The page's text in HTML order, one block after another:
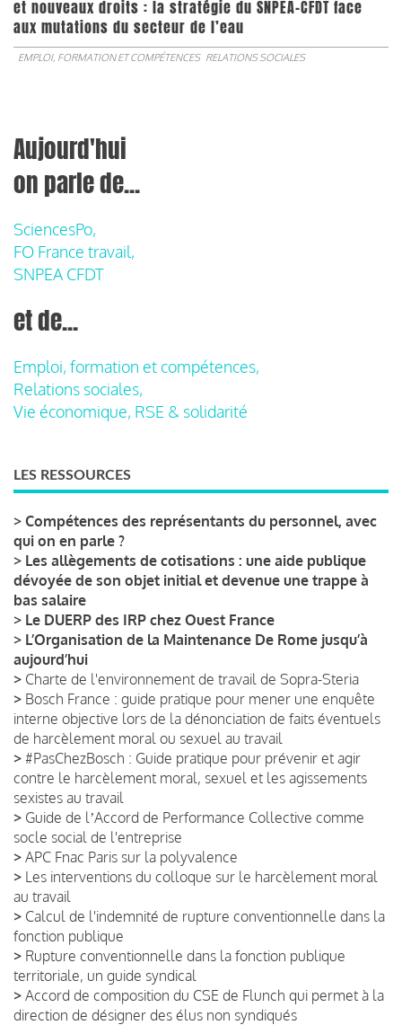
et nouveaux droits : la stratégie du SNPEA-CFDT face
aux mutations du secteur de l’eau
EMPLOI, FORMATION ET COMPÉTENCES RELATIONS SOCIALES
Aujourd'hui
on parle de...
SciencesPo,
FO France travail,
SNPEA CFDT
et de...
Emploi, formation et compétences,
Relations sociales,
Vie économique, RSE & solidarité
LES RESSOURCES
> Compétences des représentants du personnel, avec
qui on en parle ?
> Les allègements de cotisations : une aide publique
dévoyée de son objet initial et devenue une trappe à
bas salaire
> Le DUERP des IRP chez Ouest France
> L’Organisation de la Maintenance De Rome jusqu’à
aujourd’hui
> Charte de l'environnement de travail de Sopra-Steria
> Bosch France : guide pratique pour mener une enquête
interne objective lors de la dénonciation de faits éventuels
de harcèlement moral ou sexuel au travail
> #PasChezBosch : Guide pratique pour prévenir et agir
contre le harcèlement moral, sexuel et les agissements
sexistes au travail
> Guide de lʼAccord de Performance Collective comme
socle social de l'entreprise
> APC Fnac Paris sur la polyvalence
> Les interventions du colloque sur le harcèlement moral
au travail
> Calcul de l'indemnité de rupture conventionnelle dans la
fonction publique
> Rupture conventionnelle dans la fonction publique
territoriale, un guide syndical
> Accord de composition du CSE de Flunch qui permet à la
direction de désigner des élus non syndiqués